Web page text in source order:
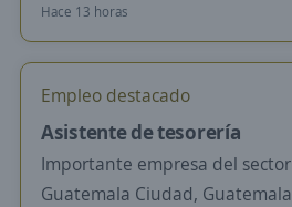
Hace 13 horas
Empleo destacado
Asistente de tesorería
Importante empresa del sector
Guatemala Ciudad, Guatemala